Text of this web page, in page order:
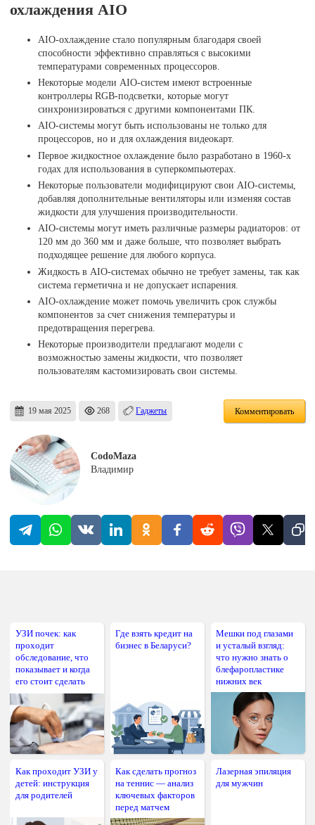
охлаждения AIO
AIO-охлаждение стало популярным благодаря своей
способности эффективно справляться с высокими
температурами современных процессоров.
Некоторые модели AIO-систем имеют встроенные
контроллеры RGB-подсветки, которые могут
синхронизироваться с другими компонентами ПК.
AIO-системы могут быть использованы не только для
процессоров, но и для охлаждения видеокарт.
Первое жидкостное охлаждение было разработано в 1960-х
годах для использования в суперкомпьютерах.
Некоторые пользователи модифицируют свои AIO-системы,
добавляя дополнительные вентиляторы или изменяя состав
жидкости для улучшения производительности.
AIO-системы могут иметь различные размеры радиаторов: от
120 мм до 360 мм и даже больше, что позволяет выбрать
подходящее решение для любого корпуса.
Жидкость в AIO-системах обычно не требует замены, так как
система герметична и не допускает испарения.
AIO-охлаждение может помочь увеличить срок службы
компонентов за счет снижения температуры и
предотвращения перегрева.
Некоторые производители предлагают модели с
возможностью замены жидкости, что позволяет
пользователям кастомизировать свои системы.
19 мая 2025 268 Гаджеты Комментировать
CodoMaza
Владимир
УЗИ почек: как
проходит
обследование, что
показывает и когда
его стоит сделать
Где взять кредит на
бизнес в Беларуси?
Мешки под глазами
и усталый взгляд:
что нужно знать о
блефаропластике
нижних век
Как проходит УЗИ у
детей: инструкция
для родителей
Как сделать прогноз
на теннис — анализ
ключевых факторов
перед матчем
Лазерная эпиляция
для мужчин